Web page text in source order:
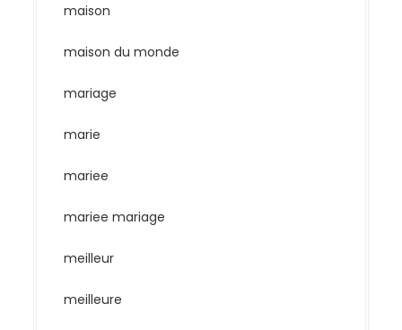
maison
maison du monde
mariage
marie
mariee
mariee mariage
meilleur
meilleure